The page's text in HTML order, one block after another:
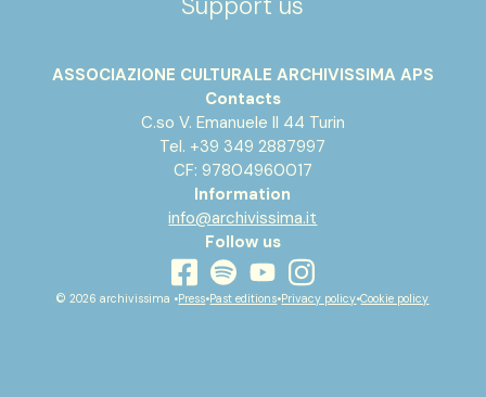
ASSOCIAZIONE CULTURALE ARCHIVISSIMA APS
Contacts
C.so V. Emanuele II 44 Turin
Tel. +39 349 2887997
CF: 97804960017
Information
info@archivissima.it
Follow us
facebook
spotifyyoutubeinstagram
© 2026 archivissima •Press•Past editions•Privacy policy•Cookie policy